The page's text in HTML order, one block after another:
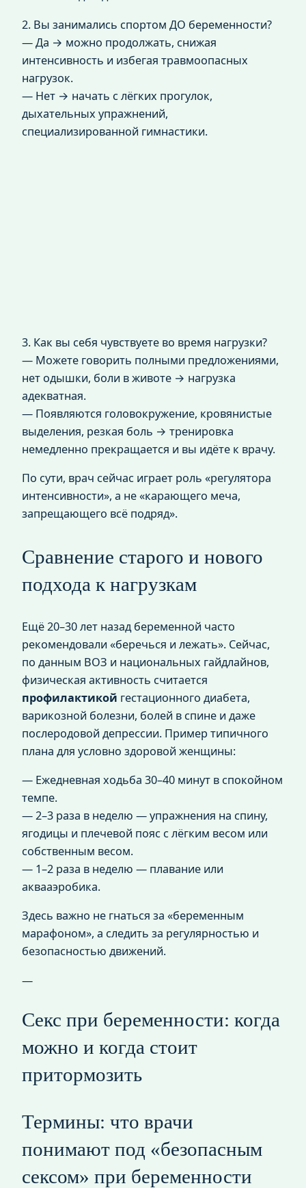
2. Вы занимались спортом ДО беременности?
— Да → можно продолжать, снижая
интенсивность и избегая травмоопасных
нагрузок.
— Нет → начать с лёгких прогулок,
дыхательных упражнений,
специализированной гимнастики.
3. Как вы себя чувствуете во время нагрузки?
— Можете говорить полными предложениями,
нет одышки, боли в животе → нагрузка
адекватная.
— Появляются головокружение, кровянистые
выделения, резкая боль → тренировка
немедленно прекращается и вы идёте к врачу.
По сути, врач сейчас играет роль «регулятора
интенсивности», а не «карающего меча,
запрещающего всё подряд».
Сравнение старого и нового
подхода к нагрузкам
Ещё 20–30 лет назад беременной часто
рекомендовали «беречься и лежать». Сейчас,
по данным ВОЗ и национальных гайдлайнов,
физическая активность считается
профилактикой гестационного диабета,
варикозной болезни, болей в спине и даже
послеродовой депрессии. Пример типичного
плана для условно здоровой женщины:
— Ежедневная ходьба 30–40 минут в спокойном
темпе.
— 2–3 раза в неделю — упражнения на спину,
ягодицы и плечевой пояс с лёгким весом или
собственным весом.
— 1–2 раза в неделю — плавание или
аквааэробика.
Здесь важно не гнаться за «беременным
марафоном», а следить за регулярностью и
безопасностью движений.
—
Секс при беременности: когда
можно и когда стоит
притормозить
Термины: что врачи
понимают под «безопасным
сексом» при беременности